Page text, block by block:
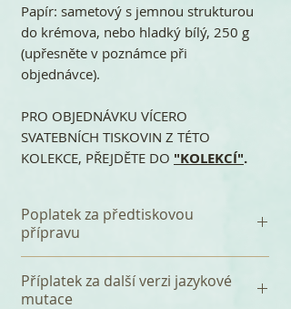
Papír: sametový s jemnou strukturou
do krémova, nebo hladký bílý, 250 g
(upřesněte v poznámce při
objednávce).
PRO OBJEDNÁVKU VÍCERO
SVATEBNÍCH TISKOVIN Z TÉTO
KOLEKCE, PŘEJDĚTE DO "KOLEKCÍ".
Poplatek za předtiskovou
přípravu
jednorázový poplatek 120 Kč za
Příplatek za další verzi jazykové
mutace